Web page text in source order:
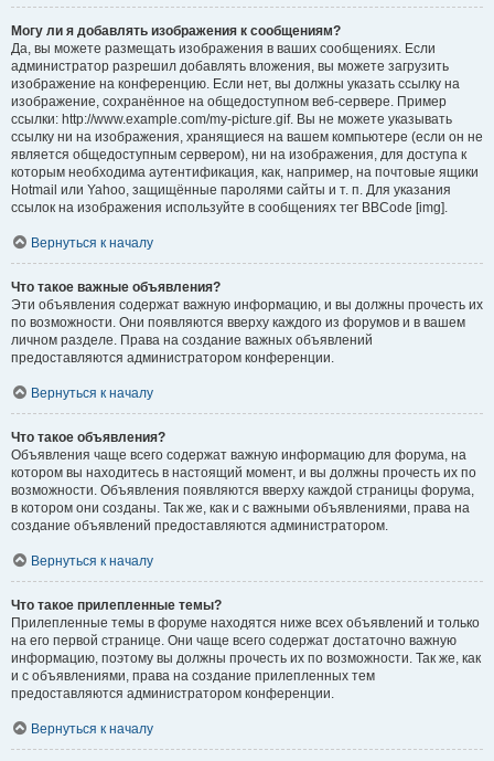
Могу ли я добавлять изображения к сообщениям?
Да, вы можете размещать изображения в ваших сообщениях. Если
администратор разрешил добавлять вложения, вы можете загрузить
изображение на конференцию. Если нет, вы должны указать ссылку на
изображение, сохранённое на общедоступном веб-сервере. Пример
ссылки: http://www.example.com/my-picture.gif. Вы не можете указывать
ссылку ни на изображения, хранящиеся на вашем компьютере (если он не
является общедоступным сервером), ни на изображения, для доступа к
которым необходима аутентификация, как, например, на почтовые ящики
Hotmail или Yahoo, защищённые паролями сайты и т. п. Для указания
ссылок на изображения используйте в сообщениях тег BBCode [img].
Вернуться к началу
Что такое важные объявления?
Эти объявления содержат важную информацию, и вы должны прочесть их
по возможности. Они появляются вверху каждого из форумов и в вашем
личном разделе. Права на создание важных объявлений
предоставляются администратором конференции.
Вернуться к началу
Что такое объявления?
Объявления чаще всего содержат важную информацию для форума, на
котором вы находитесь в настоящий момент, и вы должны прочесть их по
возможности. Объявления появляются вверху каждой страницы форума,
в котором они созданы. Так же, как и с важными объявлениями, права на
создание объявлений предоставляются администратором.
Вернуться к началу
Что такое прилепленные темы?
Прилепленные темы в форуме находятся ниже всех объявлений и только
на его первой странице. Они чаще всего содержат достаточно важную
информацию, поэтому вы должны прочесть их по возможности. Так же, как
и с объявлениями, права на создание прилепленных тем
предоставляются администратором конференции.
Вернуться к началу